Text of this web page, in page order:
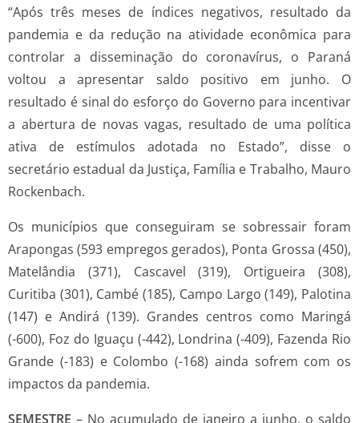
“Após três meses de índices negativos, resultado da
pandemia e da redução na atividade econômica para
controlar a disseminação do coronavírus, o Paraná
voltou a apresentar saldo positivo em junho. O
resultado é sinal do esforço do Governo para incentivar
a abertura de novas vagas, resultado de uma política
ativa de estímulos adotada no Estado”, disse o
secretário estadual da Justiça, Família e Trabalho, Mauro
Rockenbach.
Os municípios que conseguiram se sobressair foram
Arapongas (593 empregos gerados), Ponta Grossa (450),
Matelândia (371), Cascavel (319), Ortigueira (308),
Curitiba (301), Cambé (185), Campo Largo (149), Palotina
(147) e Andirá (139). Grandes centros como Maringá
(-600), Foz do Iguaçu (-442), Londrina (-409), Fazenda Rio
Grande (-183) e Colombo (-168) ainda sofrem com os
impactos da pandemia.
SEMESTRE – No acumulado de janeiro a junho, o saldo